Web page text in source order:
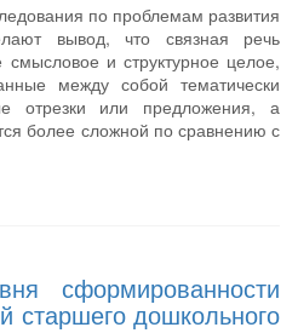
по проблемам развития
вывод, что связная речь
смысловое и структурное целое,
между собой тематически
отрезки или предложения, а
более сложной по сравнению с
сформированности
старшего дошкольного